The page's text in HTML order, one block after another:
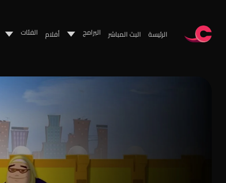
الرئيسة البث المباشر البرامج أفلام الفئات